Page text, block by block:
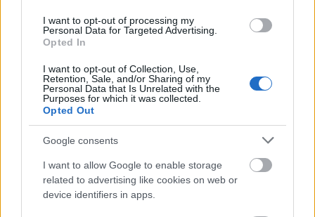
I want to opt-out of processing my
Personal Data for Targeted Advertising.
Opted In
I want to opt-out of Collection, Use,
Retention, Sale, and/or Sharing of my
Personal Data that Is Unrelated with the
Purposes for which it was collected.
Opted Out
Google consents
I want to allow Google to enable storage
related to advertising like cookies on web or
device identifiers in apps.